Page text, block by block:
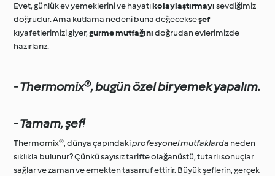
Evet, günlük ev yemeklerini ve hayatıkolaylaştırmayısevdiğimiz
doğrudur. Ama kutlama nedeni buna değecekseşef
kıyafetlerimizi giyer,gurme mutfağınıdoğrudan evlerimizde
hazırlarız.
-Thermomix®, bugün özel bir yemek yapalım.
-Tamam, şef!
Thermomix®, dünya çapındakiprofesyonel mutfaklarda neden
sıklıkla bulunur? Çünkü sayısız tarifte olağanüstü, tutarlı sonuçlar
sağlar ve zaman ve emekten tasarruf ettirir. Büyük şeflerin, gerçek